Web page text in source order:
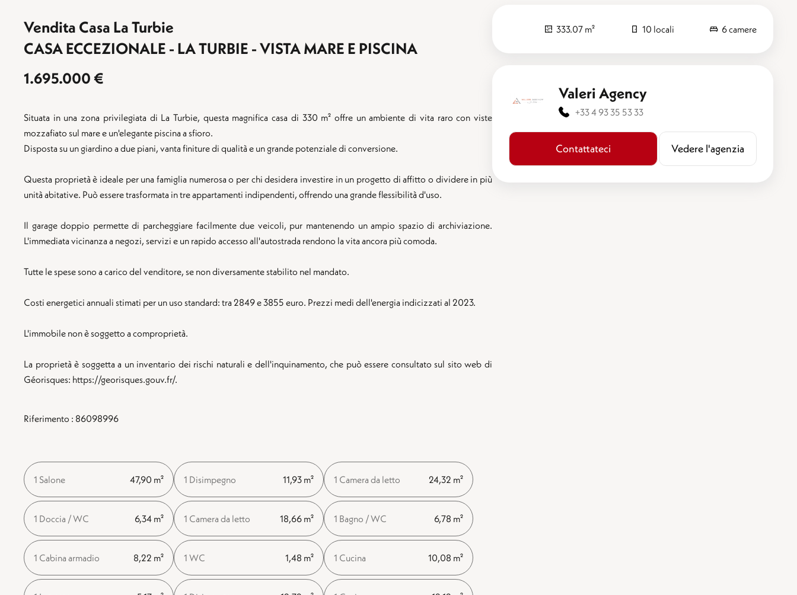
Vendita Casa La Turbie
CASA ECCEZIONALE - LA TURBIE - VISTA MARE E PISCINA
1.695.000 €
Situata in una zona privilegiata di La Turbie, questa magnifica casa di 330 m² offre un ambiente di vita raro con viste
mozzafiato sul mare e un'elegante piscina a sfioro.
Disposta su un giardino a due piani, vanta finiture di qualità e un grande potenziale di conversione.
Questa proprietà è ideale per una famiglia numerosa o per chi desidera investire in un progetto di affitto o dividere in più
unità abitative. Può essere trasformata in tre appartamenti indipendenti, offrendo una grande flessibilità d'uso.
Il garage doppio permette di parcheggiare facilmente due veicoli, pur mantenendo un ampio spazio di archiviazione.
L'immediata vicinanza a negozi, servizi e un rapido accesso all'autostrada rendono la vita ancora più comoda.
Tutte le spese sono a carico del venditore, se non diversamente stabilito nel mandato.
Costi energetici annuali stimati per un uso standard: tra 2849 e 3855 euro. Prezzi medi dell'energia indicizzati al 2023.
L'immobile non è soggetto a comproprietà.
La proprietà è soggetta a un inventario dei rischi naturali e dell'inquinamento, che può essere consultato sul sito web di
Géorisques: https://georisques.gouv.fr/.
Riferimento : 86098996
1 Salone 47,90 m² 1 Disimpegno 11,93 m² 1 Camera da letto 24,32 m²
1 Doccia / WC 6,34 m² 1 Camera da letto 18,66 m² 1 Bagno / WC 6,78 m²
1 Cabina armadio 8,22 m² 1 WC 1,48 m² 1 Cucina 10,08 m²
333.07 m² 10 locali 6 camere
Valeri Agency
+33 4 93 35 53 33
Contattateci ​​Vedere l'agenzia